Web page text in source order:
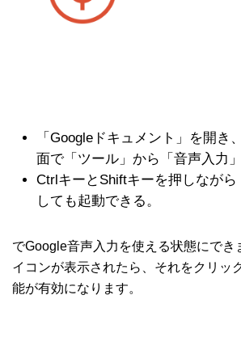
「Googleドキュメント」を開き
面で「ツール」から「音声入力」
CtrlキーとShiftキーを押しながら
しても起動できる。
でGoogle音声入力を使える状態にでき
イコンが表示されたら、それをクリッ
能が有効になります。